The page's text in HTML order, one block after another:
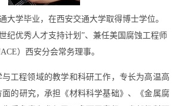
大学毕业，在西安交通大学取得博士学位。
纪优秀人才支持计划”、兼任美国腐蚀工程师
）西安分会常务理事。
工程领域的教学和科研工作，专长为高温高
的研究，承担《材料科学基础》、《金属腐